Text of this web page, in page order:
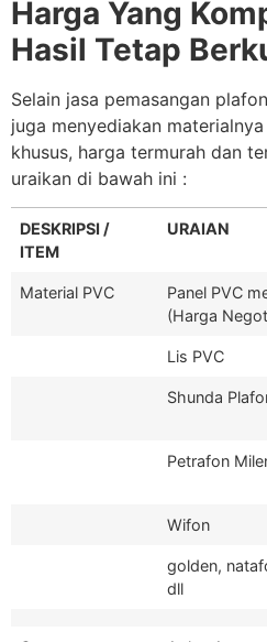
Harga Yang
Hasil Tetap
Selain jasa pemasangan
juga menyediakan
khusus, harga termurah dan
uraikan di bawah ini :
DESKRIPSI /
ITEM
URAIAN
Material PVC
Panel PVC
(Harga
Lis PVC
Shunda
Petrafon
Wifon
golden,
dll